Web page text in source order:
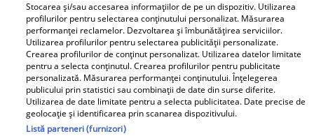
Andreea Popescu și fosta soacră, schimb
de replici. Ce i-a spus mama lui Rareș
Cojoc influenceriței: „Am găsit soluția”
Stocarea și/sau accesarea informațiilor de pe un dispozitiv. Utilizarea
profilurilor pentru selectarea conținutului personalizat. Măsurarea
performanței reclamelor. Dezvoltarea și îmbunătățirea serviciilor.
Utilizarea profilurilor pentru selectarea publicității personalizate.
Crearea profilurilor de conținut personalizat. Utilizarea datelor limitate
pentru a selecta conținutul. Crearea profilurilor pentru publicitate
personalizată. Măsurarea performanței conținutului. Înțelegerea
publicului prin statistici sau combinații de date din surse diferite.
Utilizarea de date limitate pentru a selecta publicitatea. Date precise de
geolocație și identificarea prin scanarea dispozitivului.
Listă parteneri (furnizori)